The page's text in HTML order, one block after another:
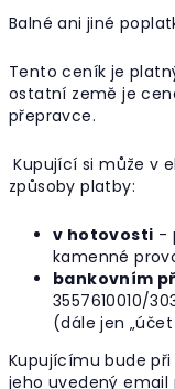
Balné ani jiné
Tento ceník je
ostatní země je
přepravce.
Kupující si může v
způsoby platby:
v hotovosti -
kamenné
bankovním
3557610010/
(dále jen
Kupujícímu bude
jeho uvedený